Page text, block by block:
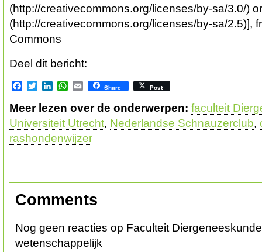
(http://creativecommons.org/licenses/by-sa/3.0/)
(http://creativecommons.org/licenses/by-sa/2.5)],
Commons
Deel dit bericht:
Facebook
TwitterLinkedInWhatsApp
EmailShare Post
Meer lezen over de onderwerpen: faculteit
Universiteit Utrecht, Nederlandse Schnauzerclub,
rashondenwijzer
Comments
Nog geen reacties op Faculteit
wetenschappelijk